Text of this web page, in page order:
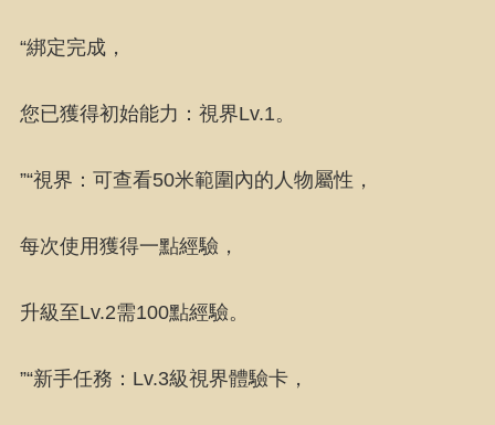
“綁定完成，
您已獲得初始能力：視界Lv.1。
”“視界：可查看50米範圍內的人物屬性，
每次使用獲得一點經驗，
升級至Lv.2需100點經驗。
”“新手任務：Lv.3級視界體驗卡，